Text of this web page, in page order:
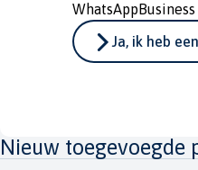
Ja, ik heb
Nieuw toegevoegde